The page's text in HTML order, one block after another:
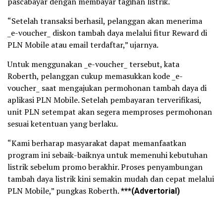
“Setelah transaksi berhasil, pelanggan akan menerima
_e-voucher_ diskon tambah daya melalui fitur Reward di
PLN Mobile atau email terdaftar,” ujarnya.
Untuk menggunakan _e-voucher_ tersebut, kata
Roberth, pelanggan cukup memasukkan kode _e-
voucher_ saat mengajukan permohonan tambah daya di
aplikasi PLN Mobile. Setelah pembayaran terverifikasi,
unit PLN setempat akan segera memproses permohonan
sesuai ketentuan yang berlaku.
“Kami berharap masyarakat dapat memanfaatkan
program ini sebaik-baiknya untuk memenuhi kebutuhan
listrik sebelum promo berakhir. Proses penyambungan
tambah daya listrik kini semakin mudah dan cepat melalui
PLN Mobile,” pungkas Roberth.***(Advertorial)